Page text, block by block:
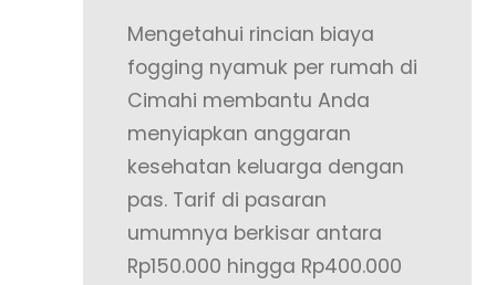
Mengetahui rincian biaya
fogging nyamuk per rumah di
Cimahi membantu Anda
menyiapkan anggaran
kesehatan keluarga dengan
pas. Tarif di pasaran
umumnya berkisar antara
Rp150.000 hingga Rp400.000